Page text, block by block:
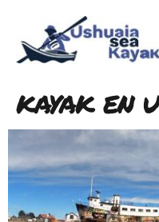
kayak en